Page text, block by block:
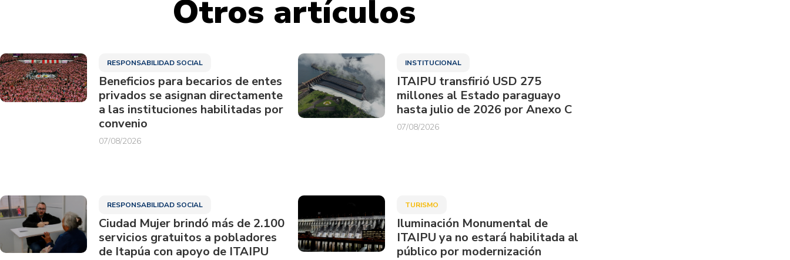
Otros artículos
RESPONSABILIDAD SOCIAL
Beneficios para becarios de entes
privados se asignan directamente
a las instituciones habilitadas por
convenio
07/08/2026
INSTITUCIONAL
ITAIPU transfirió USD 275
millones al Estado paraguayo
hasta julio de 2026 por Anexo C
07/08/2026
RESPONSABILIDAD SOCIAL
Ciudad Mujer brindó más de 2.100
servicios gratuitos a pobladores
de Itapúa con apoyo de ITAIPU
TURISMO
Iluminación Monumental de
ITAIPU ya no estará habilitada al
público por modernización